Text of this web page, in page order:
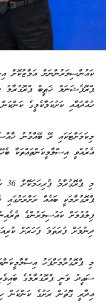
ކައުންސިލަރުންނަށް އަމާޒުކޮށް
ޕްރޮފެޝަނަލް ޚަޠީބް ޕްރޮގުރާމު
ހުއްދައާއި ކަށުކަމާކެމީގެ
މިކަމަށްޓަކައި ރޭ ބޭއްވުނު
އެރުއްވީ އިސްލާމީކަންތައްތަކާ
ޕްރޮގުރާމަކީ ބައެއް
ފިލުވުމަށް ކައުސިލަރުންގެ
ދިނުމަށް ފުރަތަމަ ފަހަރަަށް
މި ޕްރޮގުރާމަށްފަހު
ސަޢީދު ވަނީ ޕްރޮގުރާމުގެ
އިދާރީ ގޮތުން ރަށުގެ ކަންކަން